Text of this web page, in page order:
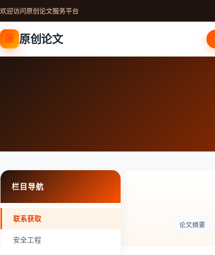
欢迎访问原创论文服务平台
原 原创论文
栏目导航
联系获取
安全工程
论文摘要